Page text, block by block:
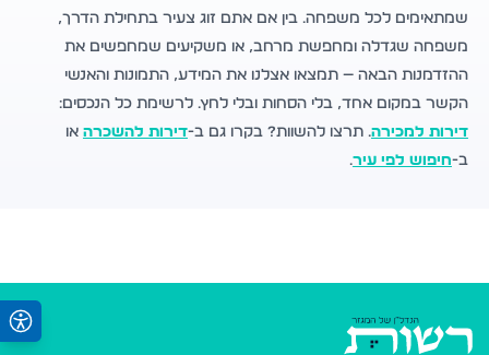
שמתאימים לכל משפחה. בין אם אתם זוג צעיר בתחילת הדרך,
משפחה שגדלה ומחפשת מרחב, או משקיעים שמחפשים את
ההזדמנות הבאה — תמצאו אצלנו את המידע, התמונות והאנשי
הקשר במקום אחד, בלי הסחות ובלי לחץ. לרשימת כל הנכסים:
דירות למכירה. תרצו להשוות? בקרו גם ב-דירות להשכרה או
ב-חיפוש לפי עיר.